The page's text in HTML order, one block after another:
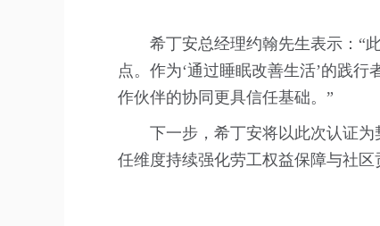
希丁安总经理约翰先生表示：“
点。作为‘通过睡眠改善生活’的践
作伙伴的协同更具信任基础。”
下一步，希丁安将以此次认证
任维度持续强化劳工权益保障与社